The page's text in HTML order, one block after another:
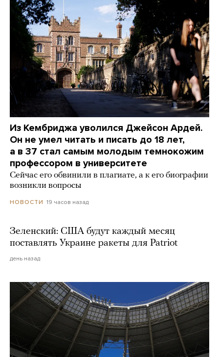
Из Кембриджа уволился Джейсон Ардей.
Он не умел читать и писать до 18 лет,
а в 37 стал самым молодым темнокожим
профессором в университете
Сейчас его обвинили в плагиате, а к его биографии
возникли вопросы
НОВОСТИ 19 часов назад
Зеленский: США будут каждый месяц
поставлять Украине ракеты для Patriot
день назад